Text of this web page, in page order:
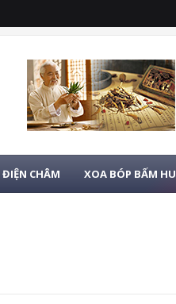
CHÂM XOA BÓP BẤM